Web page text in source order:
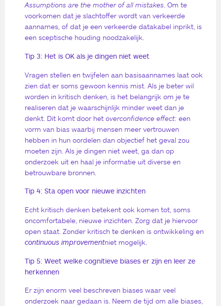
Assumptions are the mother of all mistakes . Om te
voorkomen dat je slachtoffer wordt van verkeerde
aannames, of dat je een verkeerde datakabel inprikt, is
een sceptische houding noodzakelijk.
Tip 3: Het is OK als je dingen niet weet
Vragen stellen en twijfelen aan basisaannames laat ook
zien dat er soms gewoon kennis mist. Als je beter wil
worden in kritisch denken, is het belangrijk om je te
realiseren dat je waarschijnlijk minder weet dan je
denkt. Dit komt door het overconfidence effect: een
vorm van bias waarbij mensen meer vertrouwen
hebben in hun oordelen dan objectief het geval zou
moeten zijn. Als je dingen niet weet, ga dan op
onderzoek uit en haal je informatie uit diverse en
betrouwbare bronnen.
Tip 4: Sta open voor nieuwe inzichten
Echt kritisch denken betekent ook komen tot, soms
oncomfortabele, nieuwe inzichten. Zorg dat je hiervoor
open staat. Zonder kritisch te denken is ontwikkeling en
continuous improvementniet mogelijk.
Tip 5: Weet welke cognitieve biases er zijn en leer ze
herkennen
Er zijn enorm veel beschreven biases waar veel
onderzoek naar gedaan is. Neem de tijd om alle biases,